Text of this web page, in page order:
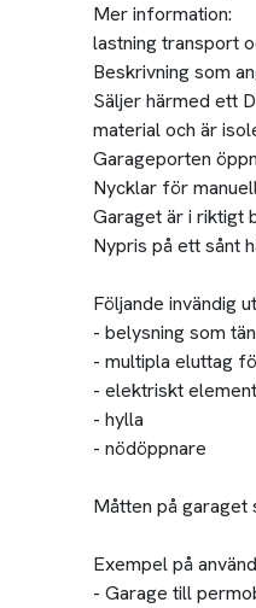
Mer information:
lastning transport
Beskrivning som
Säljer härmed ett
material och är
Garageporten
Nycklar för
Garaget är i riktigt
Nypris på ett sånt
Följande invändig
- belysning som
- multipla eluttag
- elektriskt
- hylla
- nödöppnare
Måtten på garaget
Exempel på
- Garage till